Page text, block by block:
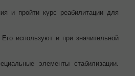
и пройти курс реабилитации для
используют и при значительной
элементы стабилизации.